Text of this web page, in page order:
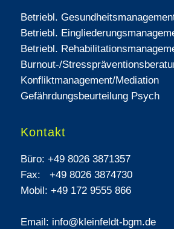
Betriebl.
Betriebl.
Betriebl.
Burnout-/
Konfliktmanagement/Mediation
Gefährdungsbeurteilung Psych
Kontakt
Büro: +49 8026 3871357
Fax: +49 8026 3874730
Mobil: +49 172 9555 866
Email: info@kleinfeldt-bgm.de